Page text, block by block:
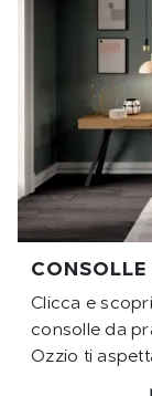
Clicca e
consolle da
Ozzio ti